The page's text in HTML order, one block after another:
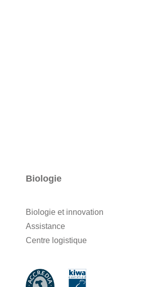
Biologie
Biologie et innovation
Assistance
Centre logistique